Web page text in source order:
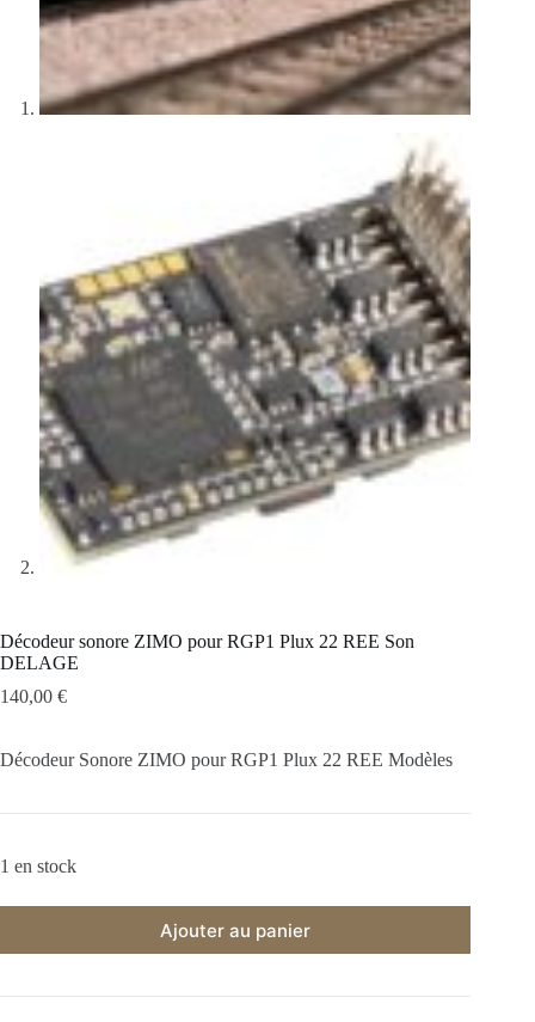
Décodeur sonore ZIMO pour RGP1 Plux 22 REE Son
DELAGE
140,00 €
Décodeur Sonore ZIMO pour RGP1 Plux 22 REE Modèles
1 en stock
Ajouter au panier